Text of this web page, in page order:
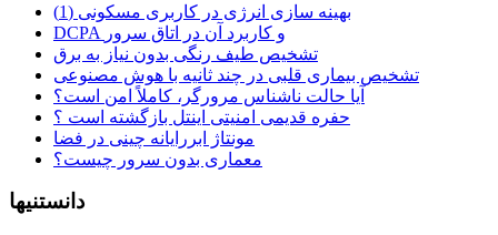
بهینه سازی انرژی در کاربری مسکونی (1)
DCPA و کاربرد آن در اتاق سرور
تشخیص طیف رنگی بدون نیاز به برق
تشخیص بیماری قلبی در چند ثانیه با هوش مصنوعی
آیا حالت ناشناس مرورگر، کاملاً امن است؟
حفره قدیمی امنیتی اینتل بازگشته است ؟
مونتاژ ابررایانه چینی در فضا
معماری بدون سرور چیست؟
دانستنیها